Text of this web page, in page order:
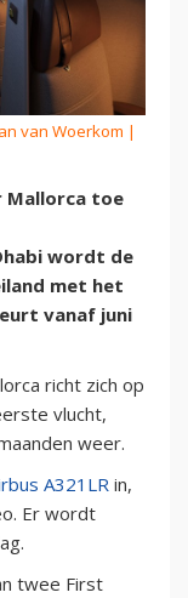
van Woerkom |
Mallorca toe
wordt de
met het
vanaf juni
richt zich op
vlucht,
weer.
A321LR in,
Er wordt
twee First